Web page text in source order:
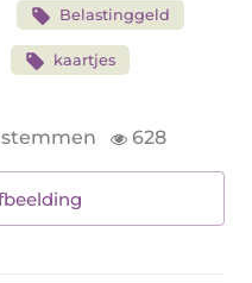
Belastinggeld
kaartjes
628